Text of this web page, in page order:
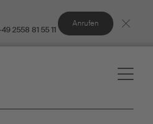
2558 81 55 11
Anrufen